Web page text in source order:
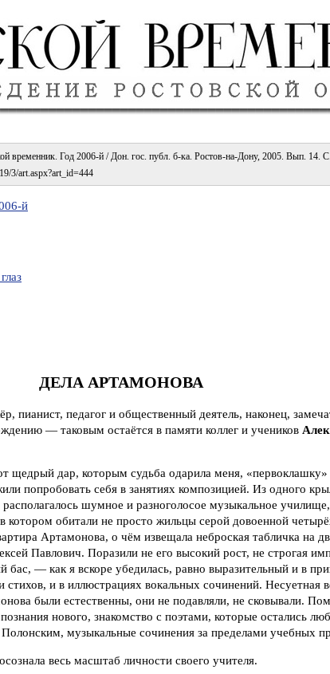
временник. Год 2006-й / Дон. гос. публ. б-ка. Ростов-на-Дону, 2005. Вып. 14.
3/art.aspx?art_id=444
й
ДЕЛА АРТАМОНОВА
пианист, педагог и общественный деятель, наконец,
— таковым остаётся в памяти коллег и учеников
щедрый дар, которым судьба одарила меня, «первоклашку»
попробовать себя в занятиях композицией. Из одного
располагалось шумное и разноголосое музыкальное
обитали не просто жильцы серой довоенной
Артамонова, о чём извещала неброская табличка на
Павлович. Поразили не его высокий рост, не строгая
бас, — как я вскоре убедилась, равно выразительный и в
стихов, и в иллюстрациях вокальных сочинений. Несуетная
были естественны, они не подавляли, не сковывали.
нового, знакомство с поэтами, которые остались
музыкальные сочинения за пределами учебных
весь масштаб личности своего учителя.